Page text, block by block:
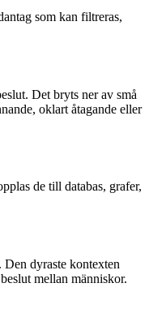
som kan filtreras,
Det bryts ner av små
oklart åtagande eller
de till databas, grafer,
dyraste kontexten
mellan människor.